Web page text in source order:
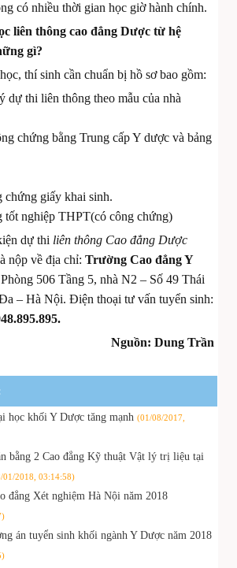
có nhiều thời gian học giờ hành chính.
liên thông cao đẳng Dược từ hệ
gì?
thí sinh cần chuẩn bị hồ sơ bao gồm:
dự thi liên thông theo mẫu của nhà
chứng bằng Trung cấp Y dược và bảng
chứng giấy khai sinh.
tốt nghiệp THPT(có công chứng)
dự thi liên thông Cao đẳng Dược
nộp về địa chỉ: Trường Cao đẳng Y
506 Tầng 5, nhà N2 – Số 49 Thái
– Hà Nội. Điện thoại tư vấn tuyển sinh:
Nguồn: Dung Trần
học khối Y Dược tăng mạnh (01/08/2017,
bằng 2 Cao đẳng Kỹ thuật Vật lý trị liệu tại
01/2018, 03:14:58)
đẳng Xét nghiệm Hà Nội năm 2018
án tuyển sinh khối ngành Y Dược năm 2018